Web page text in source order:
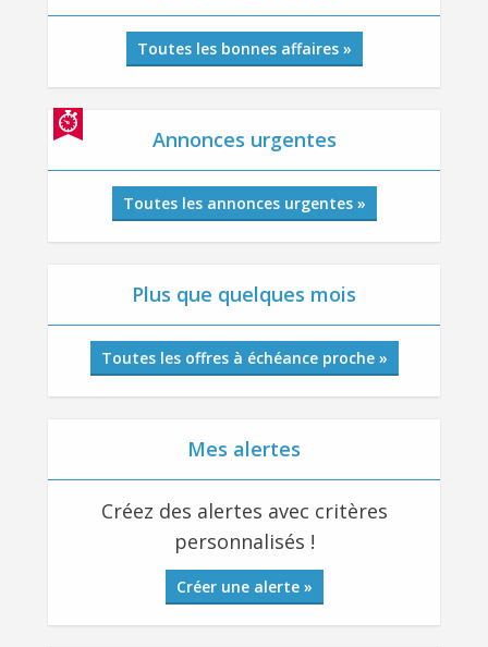
Toutes les bonnes affaires »
Annonces urgentes
Toutes les annonces urgentes »
Plus que quelques mois
Toutes les offres à échéance proche »
Mes alertes
Créez des alertes avec critères
personnalisés !
Créer une alerte »